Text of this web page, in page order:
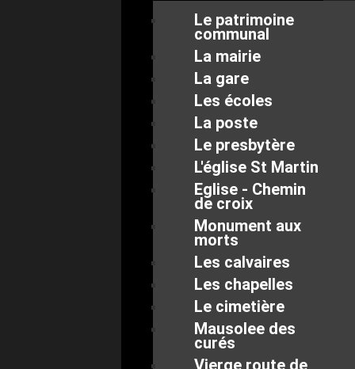
Le patrimoine
communal
La mairie
La gare
Les écoles
La poste
Le presbytère
L'église St Martin
Eglise - Chemin
de croix
Monument aux
morts
Les calvaires
Les chapelles
Le cimetière
Mausolee des
curés
Vierge route de